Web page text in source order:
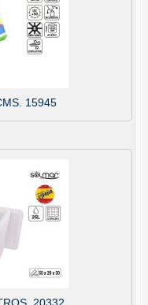
15945